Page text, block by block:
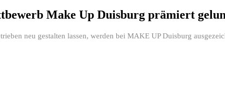
Make Up Duisburg prämiert
neu gestalten lassen, werden bei MAKE UP Duisburg